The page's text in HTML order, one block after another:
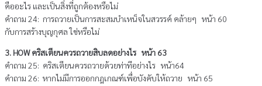
คืออะไร และเป็นสิ่งที่ถูกต้องหรือไม่
คำถาม 24: การถวายเป็นการสะสมบำเหน็จในสวรรค์ คล้ายๆ หน้า 60
กับการสร้างบุญกุศล ใช่หรือไม่
3. HOW คริสเตียนควรถวายสิบลดอย่างไร หน้า 63
คำถาม 25: คริสเตียนควรถวายด้วยท่าทีอย่างไร หน้า64
คำถาม 26: หากไม่มีการออกกฎเกณฑ์เพื่อบังคับให้ถวาย หน้า 65